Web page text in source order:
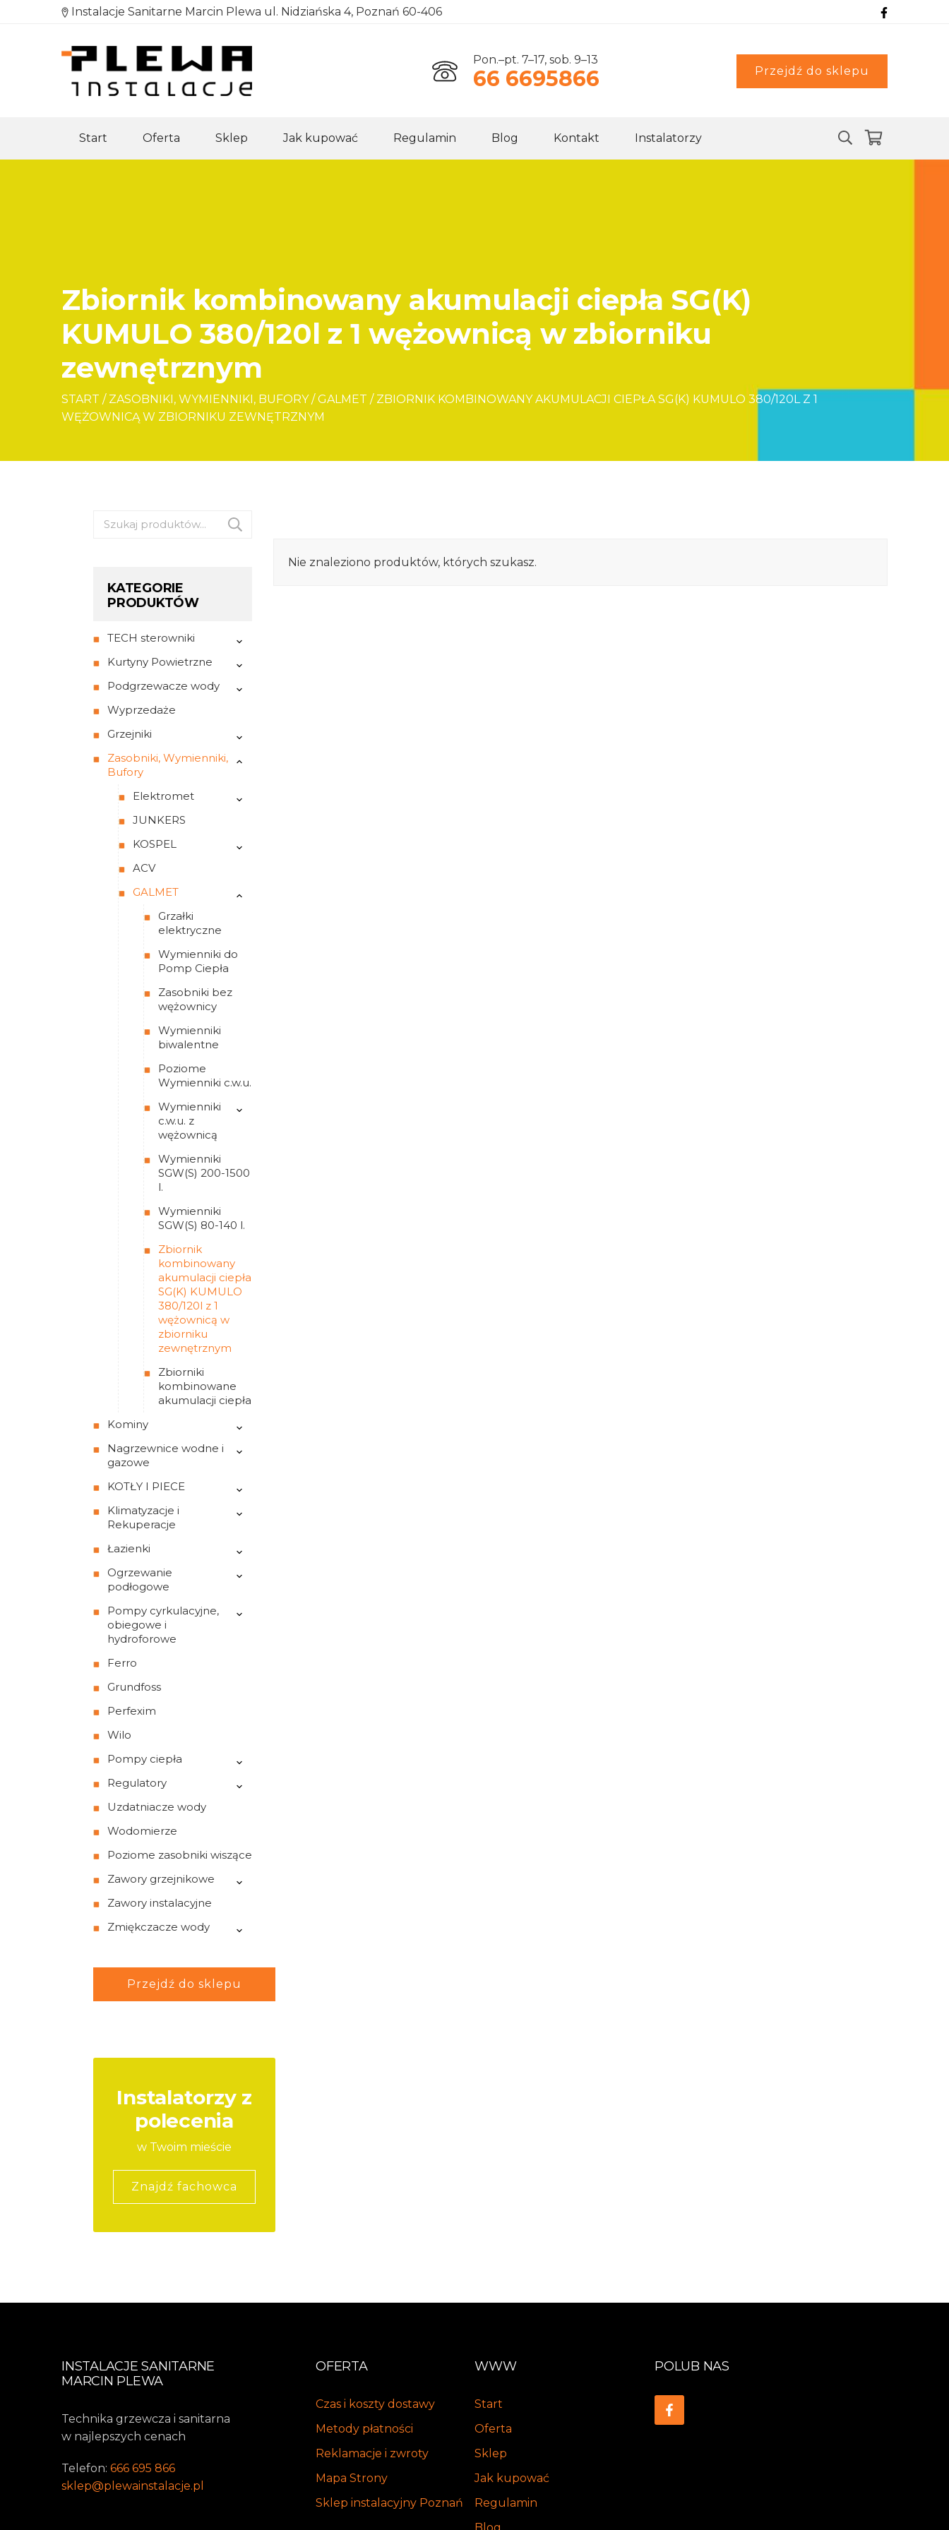
Instalacje Sanitarne Marcin Plewa ul. Nidziańska 4, Poznań 60-406
Pon.–pt. 7–17, sob. 9–13
66 6695866 Przejdź do sklepu
Start Oferta Sklep Jak kupować Regulamin Blog Kontakt Instalatorzy
Zbiornik kombinowany akumulacji ciepła SG(K)
KUMULO 380/120l z 1 wężownicą w zbiorniku
zewnętrznym
START / ZASOBNIKI, WYMIENNIKI, BUFORY / GALMET / ZBIORNIK KOMBINOWANY AKUMULACJI CIEPŁA SG(K) KUMULO 380/120L Z 1
WĘŻOWNICĄ W ZBIORNIKU ZEWNĘTRZNYM
Szukaj:
KATEGORIE
PRODUKTÓW
TECH sterowniki
Kurtyny Powietrzne
Podgrzewacze wody
Wyprzedaże
Grzejniki
Zasobniki, Wymienniki,
Bufory
Elektromet
JUNKERS
KOSPEL
ACV
GALMET
Grzałki
elektryczne
Wymienniki do
Pomp Ciepła
Zasobniki bez
wężownicy
Wymienniki
biwalentne
Poziome
Wymienniki c.w.u.
Wymienniki
c.w.u. z
wężownicą
Wymienniki
SGW(S) 200-1500
l.
Wymienniki
SGW(S) 80-140 l.
Zbiornik
kombinowany
akumulacji ciepła
SG(K) KUMULO
380/120l z 1
wężownicą w
zbiorniku
zewnętrznym
Zbiorniki
kombinowane
akumulacji ciepła
Kominy
Nagrzewnice wodne i
gazowe
KOTŁY I PIECE
Klimatyzacje i
Rekuperacje
Łazienki
Ogrzewanie
podłogowe
Pompy cyrkulacyjne,
obiegowe i
hydroforowe
Ferro
Grundfoss
Perfexim
Wilo
Pompy ciepła
Regulatory
Uzdatniacze wody
Wodomierze
Poziome zasobniki wiszące
Zawory grzejnikowe
Zawory instalacyjne
Zmiękczacze wody
Przejdź do sklepu
Instalatorzy z
polecenia
w Twoim mieście
Znajdź fachowca
Nie znaleziono produktów, których szukasz.
INSTALACJE SANITARNE
MARCIN PLEWA
Technika grzewcza i sanitarna
w najlepszych cenach
Telefon: 666 695 866
sklep@plewainstalacje.pl
OFERTA
Czas i koszty dostawy
Metody płatności
Reklamacje i zwroty
Mapa Strony
Sklep instalacyjny Poznań
WWW
Start
Oferta
Sklep
Jak kupować
Regulamin
POLUB NAS